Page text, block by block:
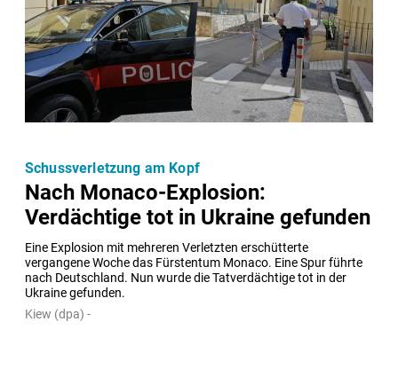
Nach Monaco-Explosion:
Verdächtige tot in Ukraine gefunden
Eine Explosion mit mehreren Verletzten erschütterte
vergangene Woche das Fürstentum Monaco. Eine Spur führte
nach Deutschland. Nun wurde die Tatverdächtige tot in der
Ukraine gefunden.
Schussverletzung am Kopf
Kiew (dpa) -